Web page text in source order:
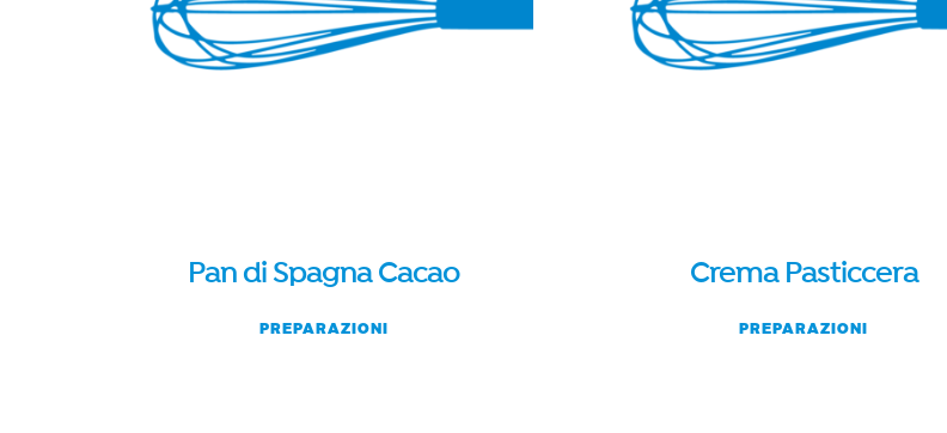
Pan di Spagna Cacao
PREPARAZIONI
Crema Pasticcera
PREPARAZIONI